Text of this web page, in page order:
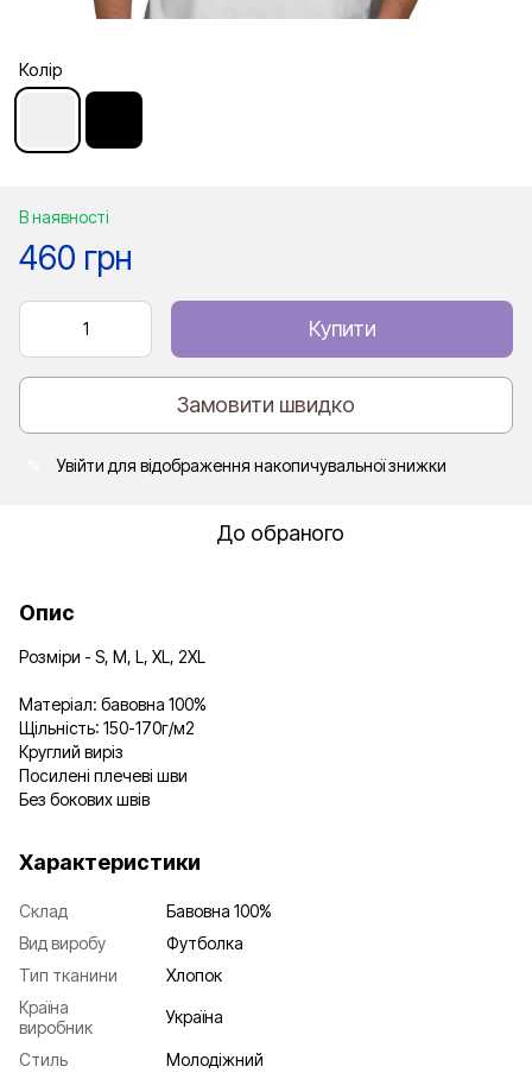
Колір
В наявності
460 грн
Купити
Замовити швидко
Увійти для відображення накопичувальної знижки
До обраного
Опис
Розміри - S, M, L, XL, 2XL
Матеріал: бавовна 100%
Щільність: 150-170г/м2
Круглий виріз
Посилені плечеві шви
Без бокових швів
Характеристики
Склад
Бавовна 100%
Вид виробу
Футболка
Тип тканини
Хлопок
Країна
виробник
Україна
Стиль
Молодіжний